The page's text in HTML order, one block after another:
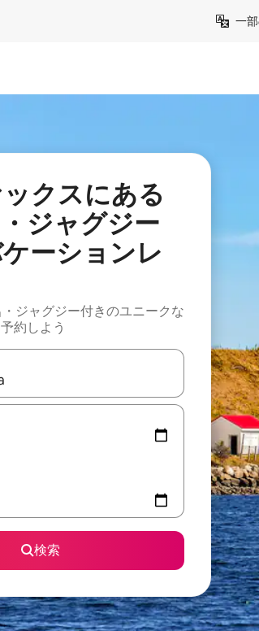
一
クスにある
ジャグジー
ーションレ
ジャグジー付きのユニークな
約しよう
たら、上下の矢印キーを使って移動するか、画
検索